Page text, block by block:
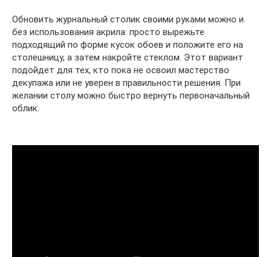
Обновить журнальный столик своими руками можно и
без использования акрила: просто вырежьте
подходящий по форме кусок обоев и положите его на
столешницу, а затем накройте стеклом. Этот вариант
подойдет для тех, кто пока не освоил мастерство
декупажа или не уверен в правильности решения. При
желании столу можно быстро вернуть первоначальный
облик.